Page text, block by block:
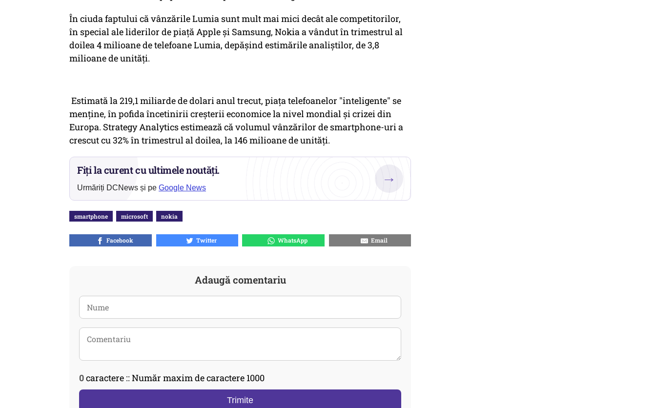
În ciuda faptului că vânzările Lumia sunt mult mai mici decât ale competitorilor,
în special ale liderilor de piaţă Apple şi Samsung, Nokia a vândut în trimestrul al
doilea 4 milioane de telefoane Lumia, depăşind estimările analiştilor, de 3,8
milioane de unităţi.
Estimată la 219,1 miliarde de dolari anul trecut, piaţa telefoanelor "inteligente" se
menţine, în pofida încetinirii creşterii economice la nivel mondial şi crizei din
Europa. Strategy Analytics estimează că volumul vânzărilor de smartphone-uri a
crescut cu 32% în trimestrul al doilea, la 146 milioane de unităţi.
Fiți la curent cu ultimele noutăți.
Urmăriți DCNews și pe Google News
→
smartphone microsoft nokia
Facebook Twitter WhatsApp Email
Adaugă comentariu
0caractere :: Număr maxim de caractere 1000
Trimite